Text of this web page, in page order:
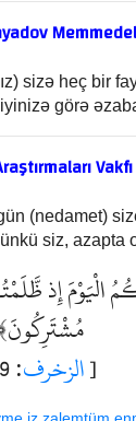
sizə heç bir
görə
Vakfı
(nedamet)
siz, azapta
الْيَوْمَ إِذ
[الزخرف: 39]